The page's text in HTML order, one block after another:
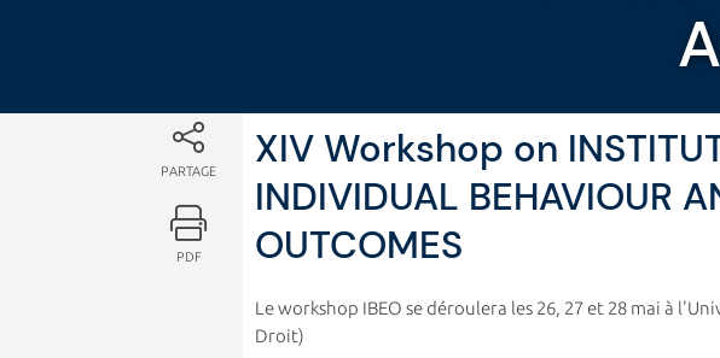
PARTAGE
PDF
XIV Workshop on
INDIVIDUAL BEHAVIOUR
OUTCOMES
Le workshop IBEO se déroulera les 26, 27 et 28 mai à
Droit)